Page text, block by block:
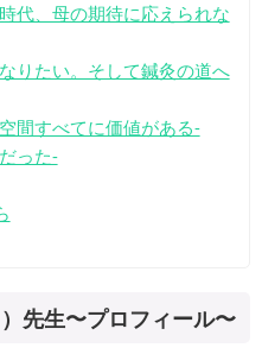
代、母の期待に応えられな
りたい。そして鍼灸の道へ
間すべてに価値がある-
った-
先生〜プロフィール〜